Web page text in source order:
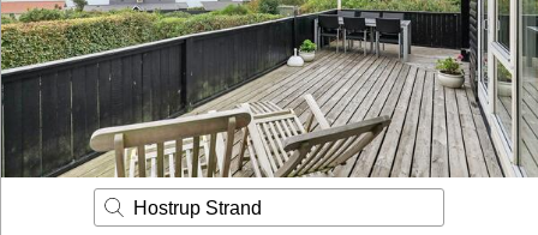
Service
Kontakt
Eier login
Hostrup Strand